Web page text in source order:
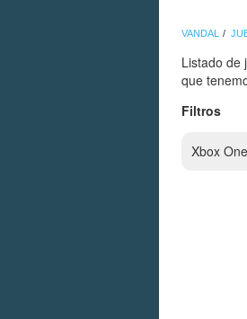
VANDAL
Listado de
que
Filtros
Xbox One